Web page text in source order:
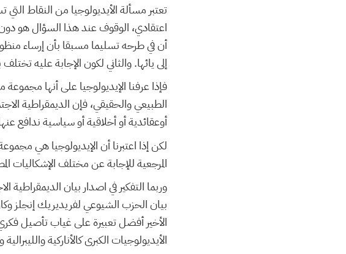
تعتبر مسألة الأيديولوجيا من النقاط
اعتقادي، الوقوف عند هذا السؤال هو
أن في طرحه تسليما مسبقا بأن إرساء
إلى يائها. والثاني لكون الإجابة عليه
فإذا عرفنا الإيديولوجيا على أنها
الطبيعي والحقيقي، فإن الديمقراطية
أوعقائدية أو أخلاقية أو سياسية ندافع
لكن إذا اعتبرنا أن الإيديولوجيا هي
المرجعية للإجابة عن مختلف الإشكاليات
وربما التفكير في اصدار بيان
الأخير أفضل تعبيرة على غياب تأصيل فكري
الأيديولوجيات الكبرى كالأناركية